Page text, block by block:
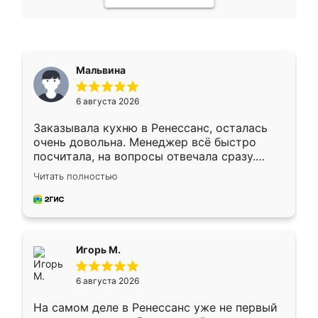
Мальвина
6 августа 2026
Заказывала кухню в Ренессанс, осталась
очень довольна. Менеджер всё быстро
посчитала, на вопросы отвечала сразу.
Замерщик приехал в субботу, подошёл к
делу со всей ответственностью. Собрали
за день, ребята работали аккуратно, даже
Читать полностью
Игорь М.
6 августа 2026
На самом деле в Ренессанс уже не первый